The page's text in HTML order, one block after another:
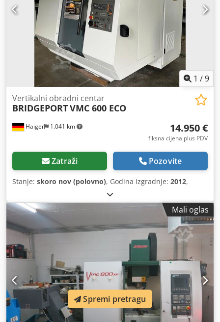
1 /9
Haiger 1.041 km
Vertikalni obradni centar
BRIDGEPORTVMC 600 ECO
14.950 €
fiksna cijena plus PDV
Zatraži Pozovite
Stanje: skoro nov (polovno), Godina izgradnje: 2012,
Mali oglas
Spremi pretragu